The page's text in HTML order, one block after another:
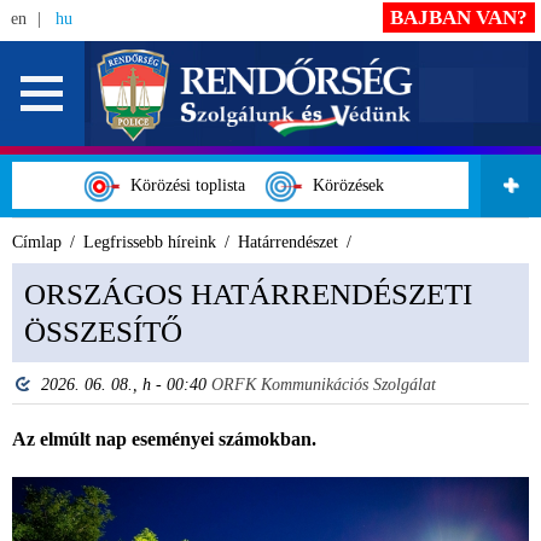
en hu
Körözési toplista Körözések
BAJBAN VAN?
Címlap Legfrissebb híreink Határrendészet
ORSZÁGOS HATÁRRENDÉSZETI
ÖSSZESÍTŐ
2026. 06. 08., h - 00:40 ORFK Kommunikációs Szolgálat
Az elmúlt nap eseményei számokban.